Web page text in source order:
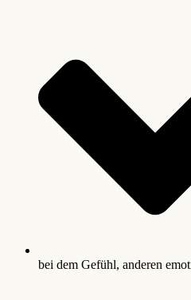
bei dem Gefühl, anderen